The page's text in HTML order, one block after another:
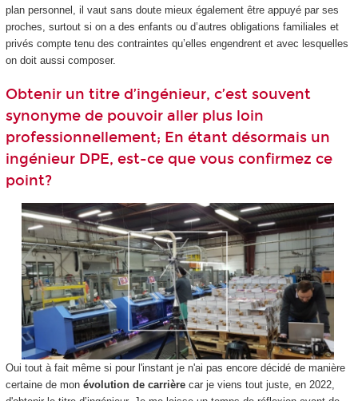
plan personnel, il vaut sans doute mieux également être appuyé par ses
proches, surtout si on a des enfants ou d’autres obligations familiales et
privés compte tenu des contraintes qu’elles engendrent et avec lesquelles
on doit aussi composer.
Obtenir un titre d’ingénieur, c’est souvent
synonyme de pouvoir aller plus loin
professionnellement; En étant désormais un
ingénieur DPE, est-ce que vous confirmez ce
point?
Oui tout à fait même si pour l'instant je n'ai pas encore décidé de manière
certaine de mon évolution de carrièrecar je viens tout juste, en 2022,